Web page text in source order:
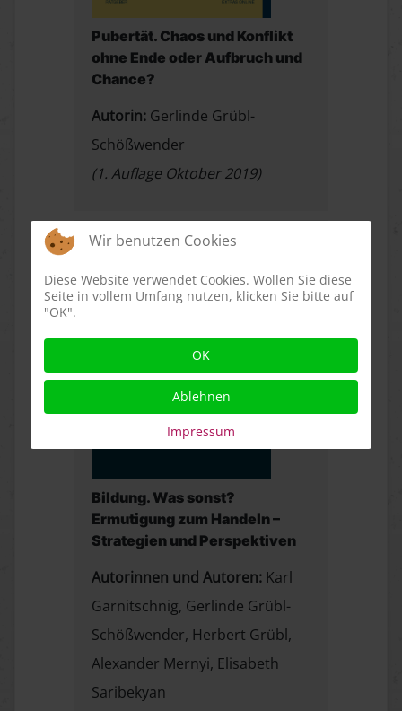
Pubertät. Chaos und Konflikt
ohne Ende oder Aufbruch und
Chance?
Autorin: Gerlinde Grübl-
Schößwender
(1. Auflage Oktober 2019)
Bildung. Was sonst?
Ermutigung zum Handeln –
Strategien und Perspektiven
Autorinnen und Autoren: Karl
Garnitschnig, Gerlinde Grübl-
Schößwender, Herbert Grübl,
Alexander Mernyi, Elisabeth
Saribekyan
Wir benutzen Cookies
Diese Website verwendet Cookies. Wollen Sie diese
Seite in vollem Umfang nutzen, klicken Sie bitte auf
"OK".
OK
Ablehnen
Impressum